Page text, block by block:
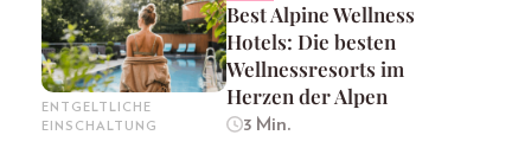
ENTGELTLICHE
EINSCHALTUNG
Best Alpine Wellness
Hotels: Die besten
Wellnessresorts im
Herzen der Alpen
3 Min.